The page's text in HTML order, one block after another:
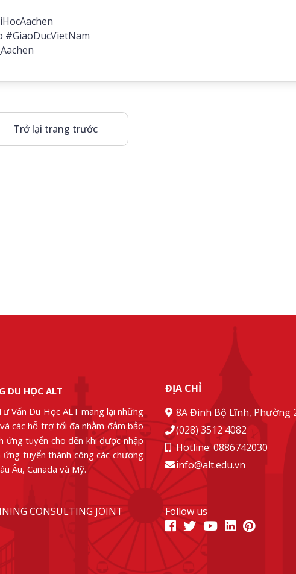
#GiaoDucVietNam
Trở lại trang trước
DU HỌC ALT
Vấn Du Học ALT mang lại những
các hỗ trợ tối đa nhằm đảm bảo
tuyển cho đến khi được nhập
tuyển thành công các chương
Âu, Canada và Mỹ.
ĐỊA CHỈ
8A Đinh Bộ Lĩnh, Phường
(028) 3512 4082
Hotline: 0886742030
info@alt.edu.vn
CONSULTING JOINT
Follow us